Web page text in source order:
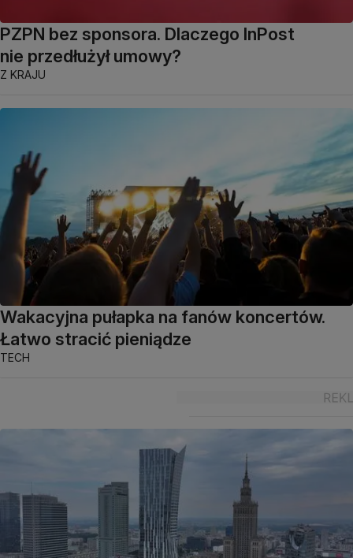
PZPN bez sponsora. Dlaczego InPost
nie przedłużył umowy?
Z KRAJU
Wakacyjna pułapka na fanów koncertów.
Łatwo stracić pieniądze
TECH